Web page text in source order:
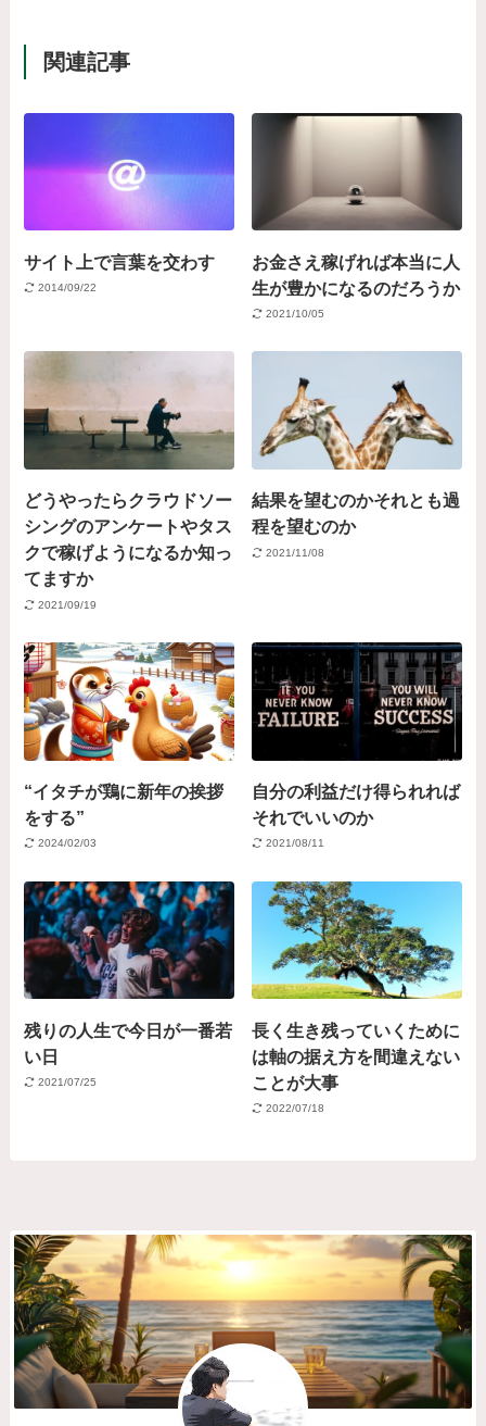
関連記事
サイト上で言葉を交わす
2014/09/22
お金さえ稼げれば本当に人
生が豊かになるのだろうか
2021/10/05
どうやったらクラウドソー
シングのアンケートやタス
クで稼げようになるか知っ
てますか
2021/09/19
結果を望むのかそれとも過
程を望むのか
2021/11/08
“イタチが鶏に新年の挨拶
をする”
2024/02/03
自分の利益だけ得られれば
それでいいのか
2021/08/11
残りの人生で今日が一番若
い日
2021/07/25
長く生き残っていくために
は軸の据え方を間違えない
ことが大事
2022/07/18